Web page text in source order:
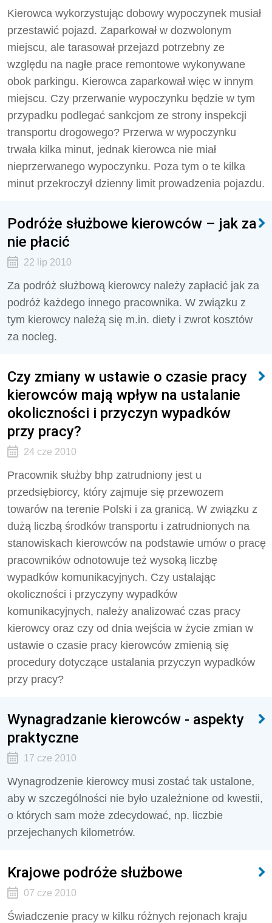
Kierowca wykorzystując dobowy wypoczynek musiał
przestawić pojazd. Zaparkował w dozwolonym
miejscu, ale tarasował przejazd potrzebny ze
względu na nagłe prace remontowe wykonywane
obok parkingu. Kierowca zaparkował więc w innym
miejscu. Czy przerwanie wypoczynku będzie w tym
przypadku podlegać sankcjom ze strony inspekcji
transportu drogowego? Przerwa w wypoczynku
trwała kilka minut, jednak kierowca nie miał
nieprzerwanego wypoczynku. Poza tym o te kilka
minut przekroczył dzienny limit prowadzenia pojazdu.
Podróże służbowe kierowców – jak za
nie płacić
22 lip 2010
Za podróż służbową kierowcy należy zapłacić jak za
podróż każdego innego pracownika. W związku z
tym kierowcy należą się m.in. diety i zwrot kosztów
za nocleg.
Czy zmiany w ustawie o czasie pracy
kierowców mają wpływ na ustalanie
okoliczności i przyczyn wypadków
przy pracy?
24 cze 2010
Pracownik służby bhp zatrudniony jest u
przedsiębiorcy, który zajmuje się przewozem
towarów na terenie Polski i za granicą. W związku z
dużą liczbą środków transportu i zatrudnionych na
stanowiskach kierowców na podstawie umów o pracę
pracowników odnotowuje też wysoką liczbę
wypadków komunikacyjnych. Czy ustalając
okoliczności i przyczyny wypadków
komunikacyjnych, należy analizować czas pracy
kierowcy oraz czy od dnia wejścia w życie zmian w
ustawie o czasie pracy kierowców zmienią się
procedury dotyczące ustalania przyczyn wypadków
przy pracy?
Wynagradzanie kierowców - aspekty
praktyczne
17 cze 2010
Wynagrodzenie kierowcy musi zostać tak ustalone,
aby w szczególności nie było uzależnione od kwestii,
o których sam może zdecydować, np. liczbie
przejechanych kilometrów.
Krajowe podróże służbowe
07 cze 2010
Świadczenie pracy w kilku różnych rejonach kraju